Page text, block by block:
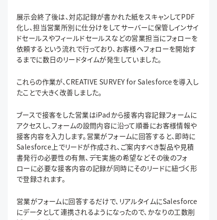
展示会終了後は、対応記録が書かれた紙をスキャンしてPDF
化し、担当営業所別に仕分けをしてサーバーに保管しインサイ
ドセールスやフィールドセールスなどの営業担当にフォローを
依頼するという流れで行っており、お客様へフォローを開始す
るまでに数日のリードタイムが発生していました。
これらの作業が、CREATIVE SURVEY for Salesforceを導入し
たことで大きく改善しました。
ブースで接客をした営業はiPadから接客内容記録フォームに
アクセスし、フォームの設問内容に沿って順番にお客様情報や
接客内容を入力します。営業がフォームに回答すると、即時に
Salesforce上でリードが作成され、ご案内すべき製品や見積
書発行の必要性の有無、デモ実施の希望などその後のフォ
ローに必要な接客内容の記録が同時にそのリードに紐づく形
で登録されます。
営業がフォームに回答するだけで、リアルタイムにSalesforce
にデータとして連携されるようになったので、かなりの工数削